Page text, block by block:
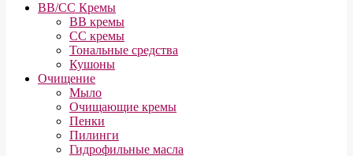
BB/CC Кремы
BB кремы
СС кремы
Тональные средства
Кушоны
Очищение
Мыло
Очищающие кремы
Пенки
Пилинги
Гидрофильные масла